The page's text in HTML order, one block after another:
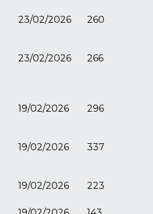
23/02/2026 260
23/02/2026 266
19/02/2026 296
19/02/2026 337
19/02/2026 223